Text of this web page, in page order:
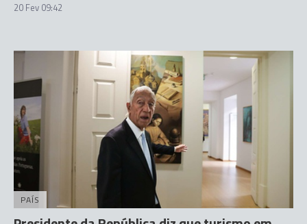
20 Fev 09:42
PAÍS